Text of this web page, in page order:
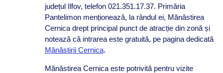
județul Ilfov, telefon 021.351.17.37. Primăria
Pantelimon menționează, la rândul ei, Mănăstirea
Cernica drept principal punct de atracție din zonă și
notează că intrarea este gratuită, pe pagina dedicată
Mănăstirii Cernica.
Mănăstirea Cernica este potrivită pentru vizite